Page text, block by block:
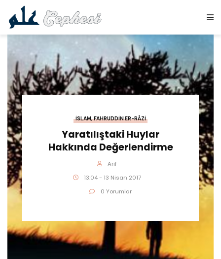
İSLAM,FAHRUDDIN ER-RÂZI
Yaratılıştaki Huylar
Hakkında Değerlendirme
Arif
13:04 - 13 Nisan 2017
0 Yorumlar